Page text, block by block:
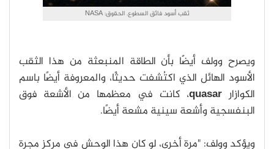
ثقب أسود فائق السطوع. الحقوق: NASA
ويصرح وولف أيضًا بأن الطاقة المنبعثة من هذا الثقب
الأسود الهائل الذي اكتُشفت حديثًا، والمعروفة أيضًا باسم
الكوازار quasar، كانت في معظمها من الأشعة فوق
البنفسجية وأشعة سينية مشعة أيضًا.
ويؤكد وولف: "مرة أخرى، لو كان هذا الوحش في مركز مجرة